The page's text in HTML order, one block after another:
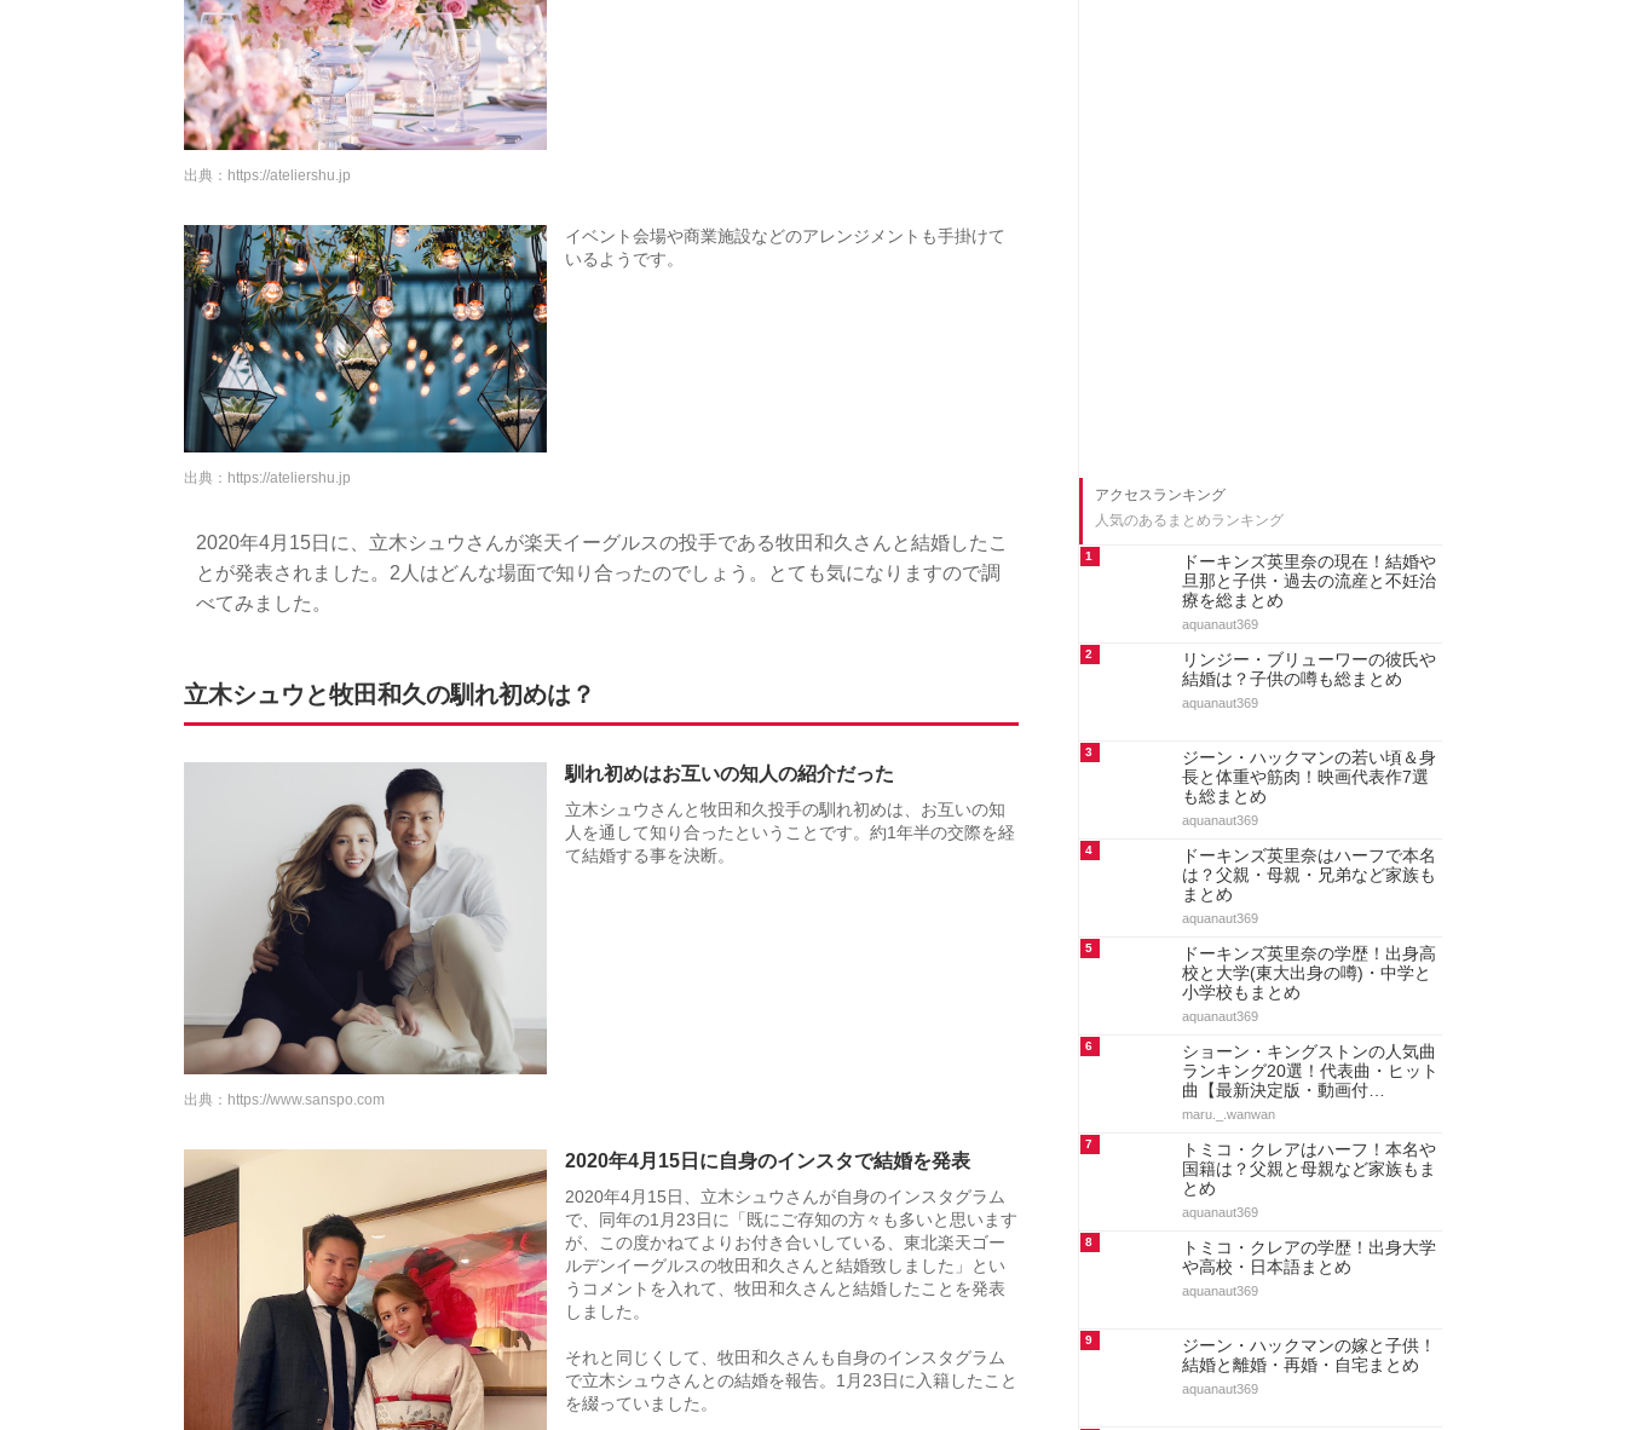
出典： https://ateliershu.jp
イベント会場や商業施設などのアレンジメントも手掛けて
いるようです。
出典： https://ateliershu.jp
2020年4月15日に、立木シュウさんが楽天イーグルスの投手である牧田和久さんと結婚したこ
とが発表されました。2人はどんな場面で知り合ったのでしょう。とても気になりますので調
べてみました。
立木シュウと牧田和久の馴れ初めは？
馴れ初めはお互いの知人の紹介だった
立木シュウさんと牧田和久投手の馴れ初めは、お互いの知
人を通して知り合ったということです。約1年半の交際を経
て結婚する事を決断。
出典： https://www.sanspo.com
2020年4月15日に自身のインスタで結婚を発表
2020年4月15日、立木シュウさんが自身のインスタグラム
で、同年の1月23日に「既にご存知の方々も多いと思います
が、この度かねてよりお付き合いしている、東北楽天ゴー
ルデンイーグルスの牧田和久さんと結婚致しました」とい
うコメントを入れて、牧田和久さんと結婚したことを発表
しました。
それと同じくして、牧田和久さんも自身のインスタグラム
で立木シュウさんとの結婚を報告。1月23日に入籍したこと
を綴っていました。
アクセスランキング
人気のあるまとめランキング
1
ドーキンズ英里奈の現在！結婚や
旦那と子供・過去の流産と不妊治
療を総まとめ
aquanaut369
2
リンジー・ブリューワーの彼氏や
結婚は？子供の噂も総まとめ
aquanaut369
3
ジーン・ハックマンの若い頃＆身
長と体重や筋肉！映画代表作7選
も総まとめ
aquanaut369
4
ドーキンズ英里奈はハーフで本名
は？父親・母親・兄弟など家族も
まとめ
aquanaut369
5
ドーキンズ英里奈の学歴！出身高
校と大学(東大出身の噂)・中学と
小学校もまとめ
aquanaut369
6
ショーン・キングストンの人気曲
ランキング20選！代表曲・ヒット
曲【最新決定版・動画付…
maru._.wanwan
7
トミコ・クレアはハーフ！本名や
国籍は？父親と母親など家族もま
とめ
aquanaut369
8
トミコ・クレアの学歴！出身大学
や高校・日本語まとめ
aquanaut369
9
ジーン・ハックマンの嫁と子供！
結婚と離婚・再婚・自宅まとめ
aquanaut369